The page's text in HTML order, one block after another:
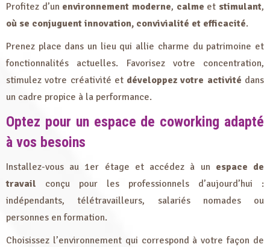
Profitez d’un environnement moderne, calme et stimulant,
où se conjuguent innovation, convivialité et efficacité.
Prenez place dans un lieu qui allie charme du patrimoine et
fonctionnalités actuelles. Favorisez votre concentration,
stimulez votre créativité et développez votre activité dans
un cadre propice à la performance.
Optez pour un espace de coworking adapté
à vos besoins
Installez-vous au 1er étage et accédez à un espace de
travail conçu pour les professionnels d’aujourd’hui :
indépendants, télétravailleurs, salariés nomades ou
personnes en formation.
Choisissez l’environnement qui correspond à votre façon de